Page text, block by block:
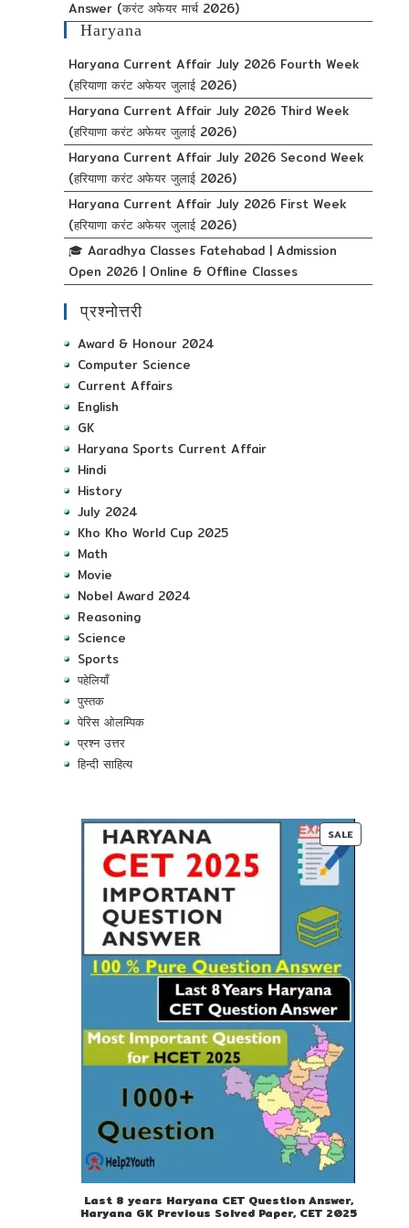
Answer (करंट अफेयर मार्च 2026)
Haryana
Haryana Current Affair July 2026 Fourth Week
(हरियाणा करंट अफेयर जुलाई 2026)
Haryana Current Affair July 2026 Third Week
(हरियाणा करंट अफेयर जुलाई 2026)
Haryana Current Affair July 2026 Second Week
(हरियाणा करंट अफेयर जुलाई 2026)
Haryana Current Affair July 2026 First Week
(हरियाणा करंट अफेयर जुलाई 2026)
🎓 Aaradhya Classes Fatehabad | Admission
Open 2026 | Online & Offline Classes
प्रश्नोत्तरी
Award & Honour 2024
Computer Science
Current Affairs
English
GK
Haryana Sports Current Affair
Hindi
History
July 2024
Kho Kho World Cup 2025
Math
Movie
Nobel Award 2024
Reasoning
Science
Sports
पहेलियाँ
पुस्तक
पेरिस ओलम्पिक
प्रश्न उत्तर
हिन्दी साहित्य
SALE
Last 8 years Haryana CET Question Answer,
Haryana GK Previous Solved Paper, CET 2025